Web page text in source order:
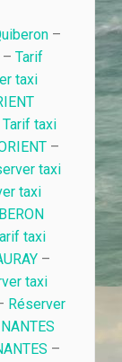
–
– Tarif
taxi
Tarif taxi
–
taxi
taxi
taxi
–
taxi
Réserver
–